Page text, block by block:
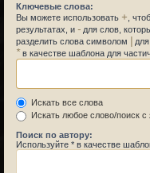
Ключевые слова:
Вы можете использовать + ,
результатах, и - для слов,
разделить слова символом |
*в качестве шаблона для
Искать все слова
Искать любое слово/поиск
Поиск по автору:
Используйте * в качестве